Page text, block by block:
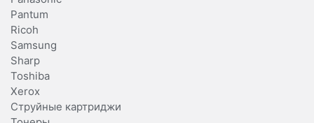
Pantum
Ricoh
Samsung
Sharp
Toshiba
Xerox
Струйные картриджи